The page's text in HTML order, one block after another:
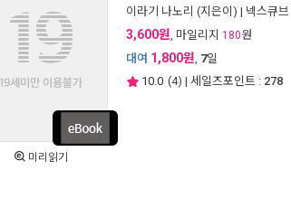
미리읽기
이라기 나노리 (지은이) | 넥스큐브
3,600원, 마일리지 180원
대여 1,800원, 7일
10.0 (4) | 세일즈포인트 : 278